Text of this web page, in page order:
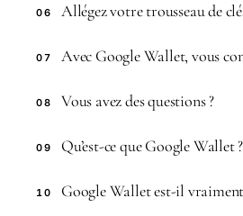
06 Allégez votre trousseau de
07 Avec Google Wallet, vous
08 Vous avez des questions ?
09 Qu’est-ce que Google Wallet ?
10 Google Wallet est-il vraiment